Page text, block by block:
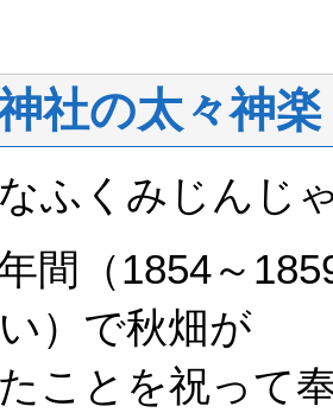
社の太々神楽
ふくみじんじ
間（1854～
）で秋畑が
ことを祝って